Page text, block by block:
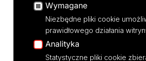
KONTAKT
Wymagane
Niezbędne pliki cookie
prawidłowego działania
Analityka
Statystyczne pliki cookie